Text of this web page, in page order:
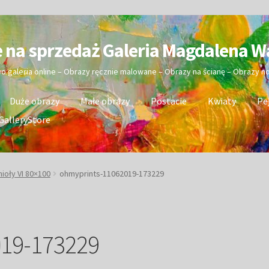
sprzedaż Galeria Magdalena
galeria online – Obrazy ręcznie malowane – Obrazy na ścianę – Obrazy
Duże obrazy Małe obrazy Postacie Kwiaty
VI 80×100 ohmyprints-11062019-173229
173229